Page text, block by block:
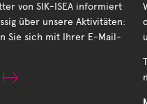
von SIK-ISEA informiert
über unsere Aktivitäten:
Sie sich mit Ihrer E-Mail-